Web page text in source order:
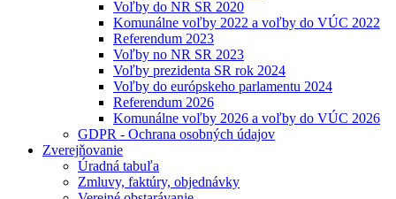
Voľby do NR SR 2020
Komunálne voľby 2022 a voľby do VÚC 2022
Referendum 2023
Voľby no NR SR 2023
Voľby prezidenta SR rok 2024
Voľby do európskeho parlamentu 2024
Referendum 2026
Komunálne voľby 2026 a voľby do VÚC 2026
GDPR - Ochrana osobných údajov
Zverejňovanie
Úradná tabuľa
Zmluvy, faktúry, objednávky